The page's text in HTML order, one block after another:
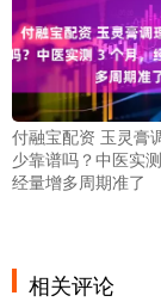
付融宝配资 玉灵膏
少靠谱吗？中医实
经量增多周期准了
相关评论